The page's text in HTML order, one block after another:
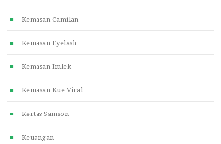
Kemasan Camilan
Kemasan Eyelash
Kemasan Imlek
Kemasan Kue Viral
Kertas Samson
Keuangan